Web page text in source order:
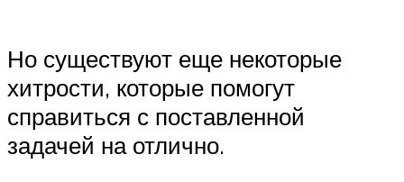
Но существуют еще некоторые
хитрости, которые помогут
справиться с поставленной
задачей на отлично.